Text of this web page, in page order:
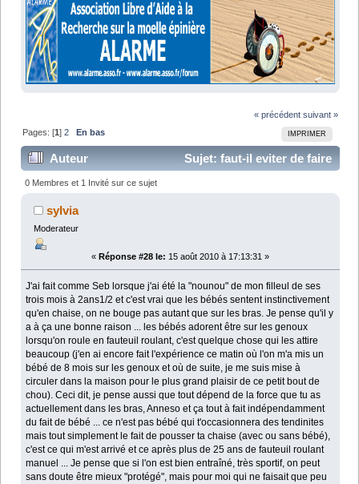
« précédent suivant »
IMPRIMER
Pages: [1]2 En bas
Auteur
Sujet: faut-il eviter de faire
des transferts surr les toilettes pour se sonder ? (Lu
38936 fois)
0 Membres et 1 Invité sur ce sujet
sylvia
Moderateur
« Réponse #28 le: 15 août 2010 à 17:13:31 »
J'ai fait comme Seb lorsque j'ai été la "nounou" de mon filleul de ses
trois mois à 2ans1/2 et c'est vrai que les bébés sentent instinctivement
qu'en chaise, on ne bouge pas autant que sur les bras. Je pense qu'il y
a à ça une bonne raison ... les bébés adorent être sur les genoux
lorsqu'on roule en fauteuil roulant, c'est quelque chose qui les attire
beaucoup (j'en ai encore fait l'expérience ce matin où l'on m'a mis un
bébé de 8 mois sur les genoux et où de suite, je me suis mise à
circuler dans la maison pour le plus grand plaisir de ce petit bout de
chou). Ceci dit, je pense aussi que tout dépend de la force que tu as
actuellement dans les bras, Anneso et ça tout à fait indépendamment
du fait de bébé ... ce n'est pas bébé qui t'occasionnera des tendinites
mais tout simplement le fait de pousser ta chaise (avec ou sans bébé),
c'est ce qui m'est arrivé et ce après plus de 25 ans de fauteuil roulant
manuel ... Je pense que si l'on est bien entraîné, très sportif, on peut
sans doute être mieux "protégé", mais pour moi qui ne faisait que peu